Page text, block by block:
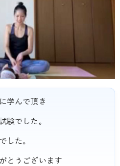
学んで頂き
験でした。
した。
とうございます